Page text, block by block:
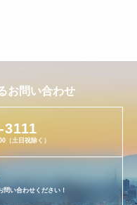
お問い合わせ
（土日祝除く）
問い合わせください！